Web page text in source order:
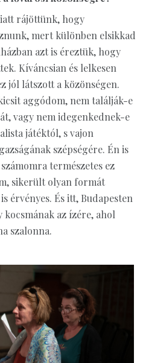
rájöttünk, hogy
mert különben elsikkad
azt is éreztük, hogy
Kíváncsian és lelkesen
jól látszott a közönségen.
aggódom, nem találják-e
vagy nem idegenkednek-e
játéktól, s vajon
szépségére. Én is
természetes ez
sikerült olyan formát
érvényes. És itt, Budapesten
kocsmának az ízére, ahol
szalonna.